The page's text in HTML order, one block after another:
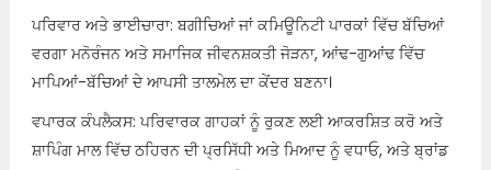
ਪਰਿਵਾਰ ਅਤੇ ਭਾਈਚਾਰਾ: ਬਗੀਚਿਆਂ ਜਾਂ ਕਮਿਊਨਿਟੀ ਪਾਰਕਾਂ ਵਿੱਚ ਬੱਚਿਆਂ
ਵਰਗਾ ਮਨੋਰੰਜਨ ਅਤੇ ਸਮਾਜਿਕ ਜੀਵਨਸ਼ਕਤੀ ਜੋੜਨਾ, ਆਂਢ-ਗੁਆਂਢ ਵਿੱਚ
ਮਾਪਿਆਂ-ਬੱਚਿਆਂ ਦੇ ਆਪਸੀ ਤਾਲਮੇਲ ਦਾ ਕੇਂਦਰ ਬਣਨਾ।
ਵਪਾਰਕ ਕੰਪਲੈਕਸ: ਪਰਿਵਾਰਕ ਗਾਹਕਾਂ ਨੂੰ ਰੁਕਣ ਲਈ ਆਕਰਸ਼ਿਤ ਕਰੋ ਅਤੇ
ਸ਼ਾਪਿੰਗ ਮਾਲ ਵਿੱਚ ਠਹਿਰਨ ਦੀ ਪ੍ਰਸਿੱਧੀ ਅਤੇ ਮਿਆਦ ਨੂੰ ਵਧਾਓ, ਅਤੇ ਬ੍ਰਾਂਡ